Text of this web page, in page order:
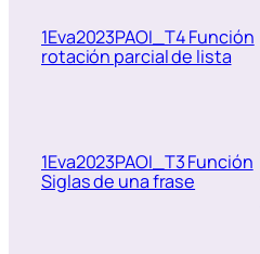
1Eva2023PAOI_T4 Función
rotación parcial de lista
1Eva2023PAOI_T3 Función
Siglas de una frase